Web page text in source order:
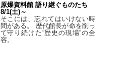
原爆資料館 語り継ぐものたち
8/1(土)～
そこには、忘れてはいけない時
間がある。 歴代館長が命を削っ
て守り続けた”歴史の現場”の全
容。